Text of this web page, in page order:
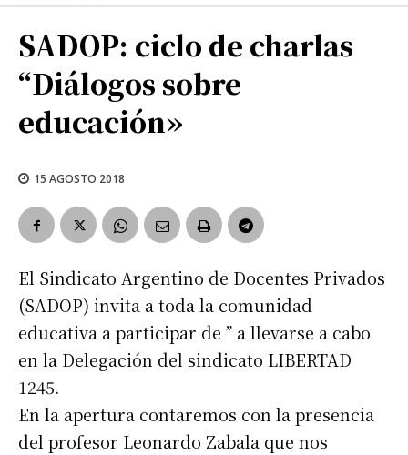
SADOP: ciclo de charlas
“Diálogos sobre
educación»
15 AGOSTO 2018
El Sindicato Argentino de Docentes Privados
(SADOP) invita a toda la comunidad
educativa a participar de ” a llevarse a cabo
en la Delegación del sindicato LIBERTAD
1245.
En la apertura contaremos con la presencia
del profesor Leonardo Zabala que nos